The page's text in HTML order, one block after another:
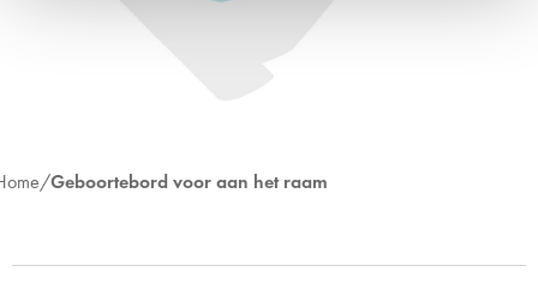
Geboortebord voor aan het raam